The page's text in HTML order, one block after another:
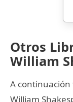
Otros
William
A
William